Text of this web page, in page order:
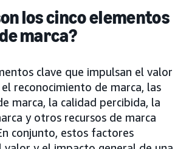
los cinco elementos
marca?
clave que impulsan el valor
reconocimiento de marca, las
marca, la calidad percibida, la
y otros recursos de marca
conjunto, estos factores